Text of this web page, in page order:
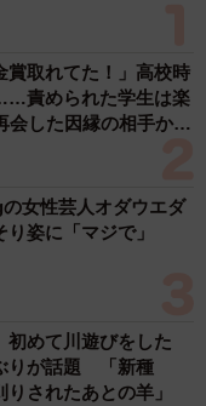
賞取れてた！」高校時
責められた学生は楽
した因縁の相手から
の女性芸人オダウエダ
姿に「マジで」
初めて川遊びをした
りが話題 「新種
されたあとの羊」